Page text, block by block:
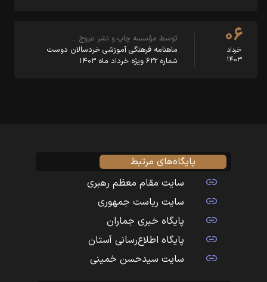
۰۶
خرداد
۱۴۰۳
توسط مؤسسه چاپ و نشر عروج …
ماهنامه فرهنگی آموزشی خردسالان دوست
شماره ۶۲۲ ویژه خرداد ماه ۱۴۰۳
پایگاه‌های مرتبط
سایت مقام معظم رهبری
سایت ریاست جمهوری
پایگاه خبری جماران
پایگاه اطلاع‌رسانی آستان
سایت سیدحسن خمینی